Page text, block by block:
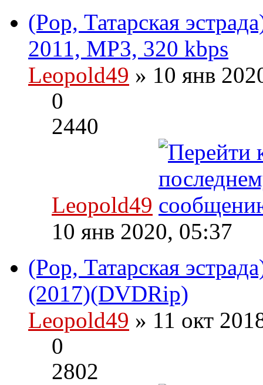
(Pop, Татарская
2011, MP3, 320 kbps
Leopold49 » 10 янв
0
2440
Leopold49
10 янв 2020, 05:37
(Pop, Татарская
(2017)(DVDRip)
Leopold49 » 11 окт
0
2802